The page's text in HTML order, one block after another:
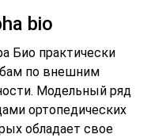
bio
Био практически
по внешним
Модельный ряд
ортопедических
обладает свое